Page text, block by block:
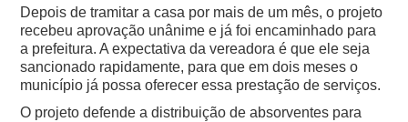
Depois de tramitar a casa por mais de um mês, o projeto
recebeu aprovação unânime e já foi encaminhado para
a prefeitura. A expectativa da vereadora é que ele seja
sancionado rapidamente, para que em dois meses o
município já possa oferecer essa prestação de serviços.
O projeto defende a distribuição de absorventes para